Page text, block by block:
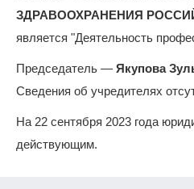
ЗДРАВООХРАНЕНИЯ
является "Деятельность
Председатель — Якупова
Сведения об учредителях
На 22 сентября 2023 года
действующим.